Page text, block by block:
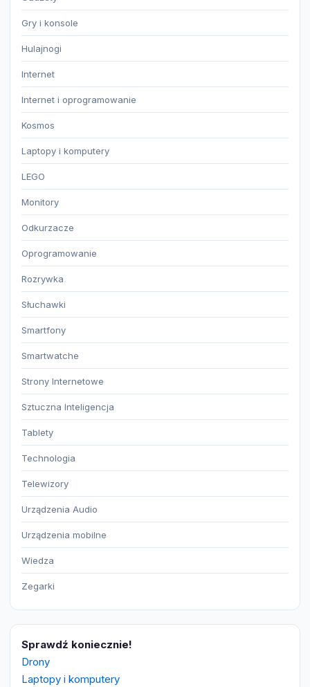
Gry i konsole
Hulajnogi
Internet
Internet i oprogramowanie
Kosmos
Laptopy i komputery
LEGO
Monitory
Odkurzacze
Oprogramowanie
Rozrywka
Słuchawki
Smartfony
Smartwatche
Strony Internetowe
Sztuczna Inteligencja
Tablety
Technologia
Telewizory
Urządzenia Audio
Urządzenia mobilne
Wiedza
Zegarki
Sprawdź koniecznie!
Drony
Laptopy i komputery